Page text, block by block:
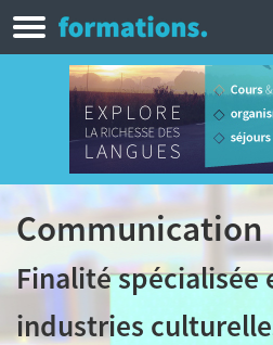
Communication
Finalité spécialisée
industries